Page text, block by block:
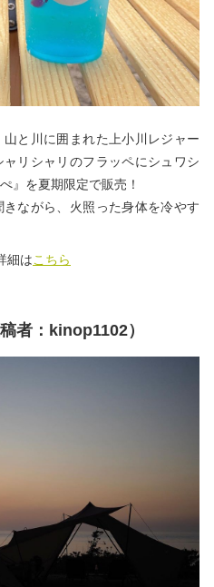
と川に囲まれた上小川レジャー
リシャリのフラッペにシュワシ
』を夏期限定で販売！
ながら、火照った身体を冷やす
細はこちら
者：kinop1102）